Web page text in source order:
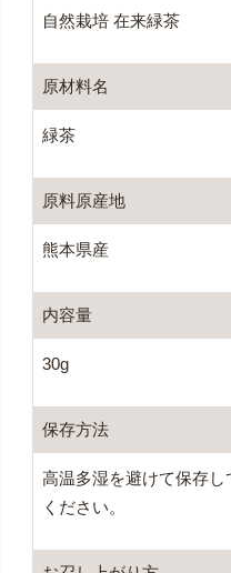
自然栽培 在来緑茶
原材料名
緑茶
原料原産地
熊本県産
内容量
30g
保存方法
高温多湿を避けて保存
ください。